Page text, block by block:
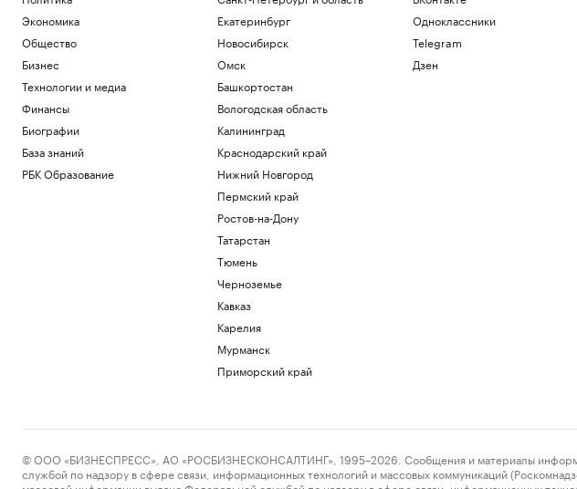
Экономика
Общество
Бизнес
Технологии и медиа
Финансы
Биографии
База знаний
РБК Образование
Екатеринбург
Новосибирск
Омск
Башкортостан
Вологодская область
Калининград
Краснодарский край
Нижний Новгород
Пермский край
Ростов-на-Дону
Татарстан
Тюмень
Черноземье
Кавказ
Карелия
Мурманск
Приморский край
Одноклассники
Telegram
Дзен
© ООО «БИЗНЕСПРЕСС», АО «РОСБИЗНЕСКОНСАЛТИНГ», 1995–2026. Сообщения и материалы
службой по надзору в сфере связи, информационных технологий и массовых коммуникаций